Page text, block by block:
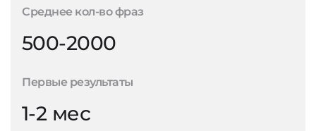
Среднее кол-во фраз
500-2000
Первые результаты
1-2 мес